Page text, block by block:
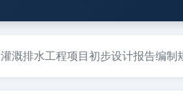
灌溉排水工程项目初步设计报告编